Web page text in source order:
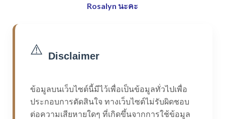
Rosalyn นะคะ
⚠️ Disclaimer
ข้อมูลบนเว็บไซต์นี้มีไว้เพื่อเป็นข้อมูลทั่วไปเพื่อ
ประกอบการตัดสินใจ ทางเว็บไซต์ไม่รับผิดชอบ
ต่อความเสียหายใดๆ ที่เกิดขึ้นจากการใช้ข้อมูล